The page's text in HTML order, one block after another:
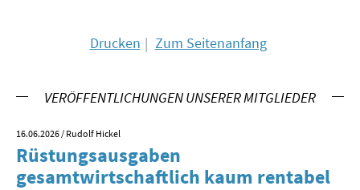
SOMMERSCHULE 2008
SOMMERSCHULE 2007
Über uns
Drucken Zum Seitenanfang
VERÖFFENTLICHUNGEN UNSERER MITGLIEDER
16.06.2026 / Rudolf Hickel
Rüstungsausgaben
gesamtwirtschaftlich kaum rentabel